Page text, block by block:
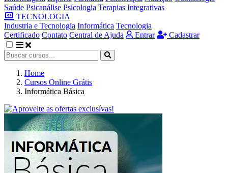
Saúde Psicanálise Psicologia Terapias Integrativas
TECNOLOGIA
Industria e Tecnologia Informática Tecnologia
Certificado Contato Central de Ajuda Entrar Cadastrar
Home
Cursos Online Grátis
Informática Básica